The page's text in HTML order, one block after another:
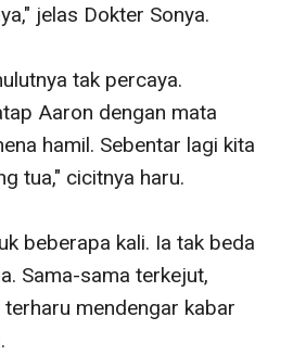
jelas Dokter Sonya.
tak percaya.
Aaron dengan mata
hamil. Sebentar lagi kita
tua," cicitnya haru.
beberapa kali. Ia tak beda
Sama-sama terkejut,
mendengar kabar